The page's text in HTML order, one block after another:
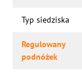
Typ siedziska
Regulowany
podnóżek